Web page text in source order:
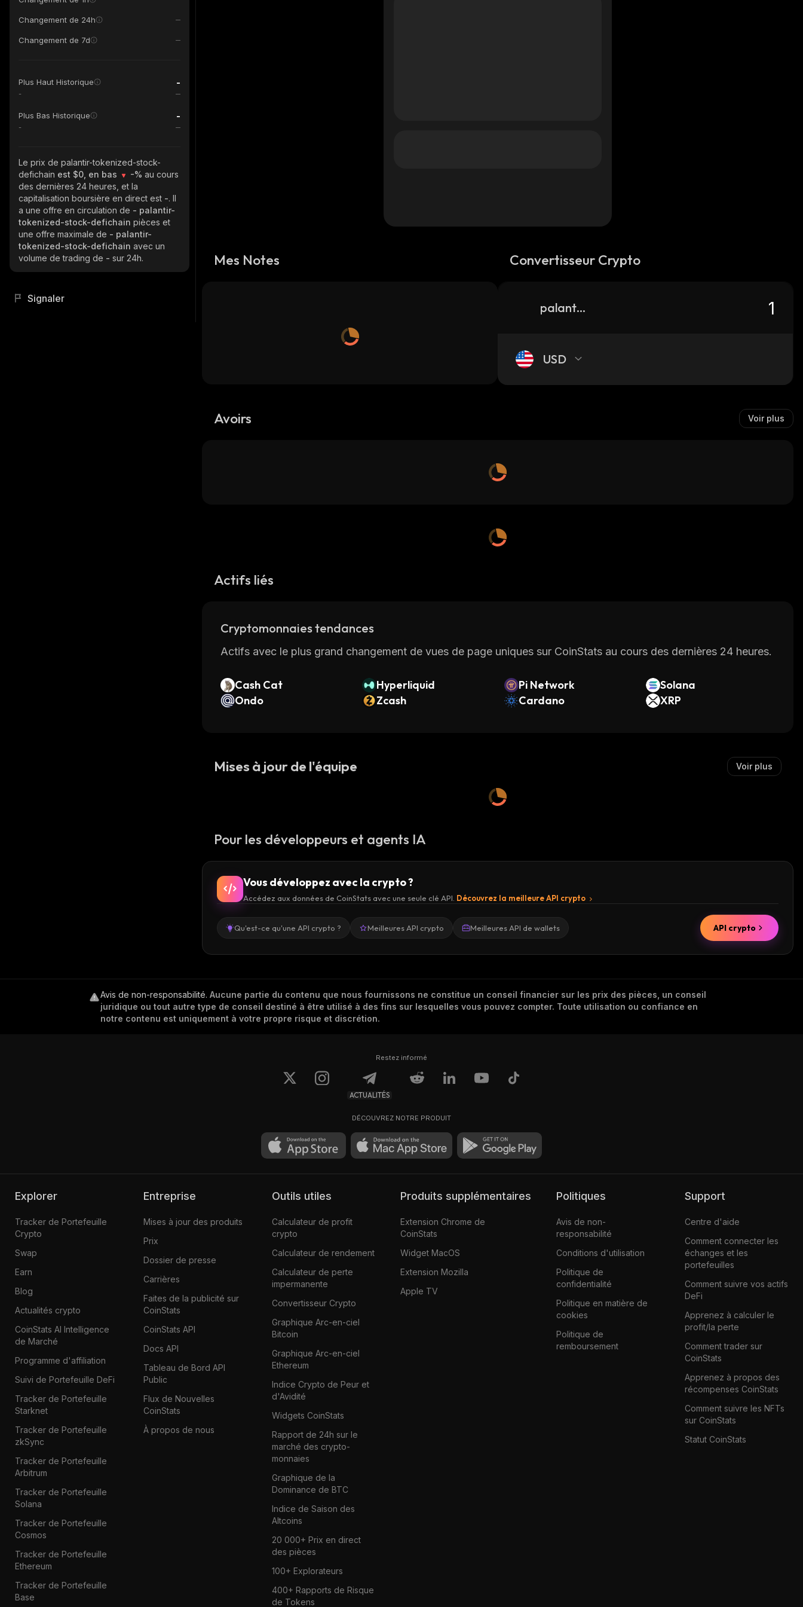
Changement de 24h
Changement de 7d
Plus Haut Historique -
-
Plus Bas Historique -
-
Le prix de palantir-tokenized-stock-
defichain est $0, en bas -% au cours
des dernières 24 heures, et la
capitalisation boursière en direct est -. Il
a une offre en circulation de - palantir-
tokenized-stock-defichain pièces et
une offre maximale de - palantir-
tokenized-stock-defichain avec un
volume de trading de - sur 24h.
Signaler
Mes Notes Convertisseur Crypto
palantir-tokenized-stock-defichain
USD
Avoirs Voir plus
Actifs liés
Cryptomonnaies tendances
Actifs avec le plus grand changement de vues de page uniques sur CoinStats au cours des dernières 24 heures.
Cash Cat Hyperliquid Pi Network
Solana
Ondo
Zcash Cardano XRP
Mises à jour de l'équipe Voir plus
Pour les développeurs et agents IA
Vous développez avec la crypto ?
Accédez aux données de CoinStats avec une seule clé API. Découvrez la meilleure API crypto
Qu'est-ce qu'une API crypto ? Meilleures API crypto Meilleures API de wallets API crypto
Avis de non-responsabilité. Aucune partie du contenu que nous fournissons ne constitue un conseil financier sur les prix des pièces, un conseil
juridique ou tout autre type de conseil destiné à être utilisé à des fins sur lesquelles vous pouvez compter. Toute utilisation ou confiance en
notre contenu est uniquement à votre propre risque et discrétion.
Restez informé
ACTUALITÉS
DÉCOUVREZ NOTRE PRODUIT
Explorer
Tracker de Portefeuille
Crypto
Swap
Earn
Blog
Actualités crypto
CoinStats AI Intelligence
de Marché
Programme d'affiliation
Suivi de Portefeuille DeFi
Tracker de Portefeuille
Starknet
Tracker de Portefeuille
zkSync
Tracker de Portefeuille
Arbitrum
Tracker de Portefeuille
Solana
Tracker de Portefeuille
Cosmos
Tracker de Portefeuille
Ethereum
Tracker de Portefeuille
Base
Entreprise
Mises à jour des produits
Prix
Dossier de presse
Carrières
Faites de la publicité sur
CoinStats
CoinStats API
Docs API
Tableau de Bord API
Public
Flux de Nouvelles
CoinStats
À propos de nous
Outils utiles
Calculateur de profit
crypto
Calculateur de rendement
Calculateur de perte
impermanente
Convertisseur Crypto
Graphique Arc-en-ciel
Bitcoin
Graphique Arc-en-ciel
Ethereum
Indice Crypto de Peur et
d'Avidité
Widgets CoinStats
Rapport de 24h sur le
marché des crypto-
monnaies
Graphique de la
Dominance de BTC
Indice de Saison des
Altcoins
20 000+ Prix en direct
des pièces
100+ Explorateurs
400+ Rapports de Risque
de Tokens
Produits supplémentaires
Extension Chrome de
CoinStats
Widget MacOS
Extension Mozilla
Apple TV
Politiques
Avis de non-
responsabilité
Conditions d'utilisation
Politique de
confidentialité
Politique en matière de
cookies
Politique de
remboursement
Support
Centre d'aide
Comment connecter les
échanges et les
portefeuilles
Comment suivre vos actifs
DeFi
Apprenez à calculer le
profit/la perte
Comment trader sur
CoinStats
Apprenez à propos des
récompenses CoinStats
Comment suivre les NFTs
sur CoinStats
Statut CoinStats